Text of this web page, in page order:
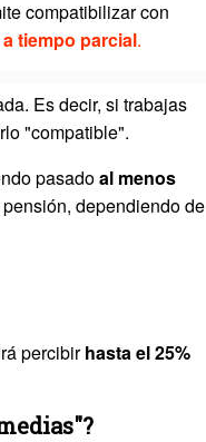
compatibilizar con
tiempo parcial.
Es decir, si trabajas
"compatible".
pasadoal menos
dependiendo de
percibirhasta el 25%